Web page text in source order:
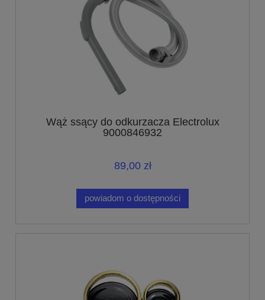
Wąż ssący do odkurzacza Electrolux
9000846932
89,00 zł
powiadom o dostępności